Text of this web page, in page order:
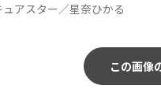
アスター／星奈ひかる
この画像